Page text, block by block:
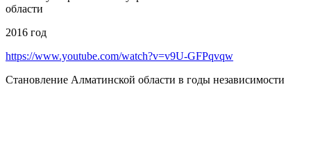
области
2016 год
https://www.youtube.com/watch?v=v9U-GFPqvqw
Становление Алматинской области в годы независимости